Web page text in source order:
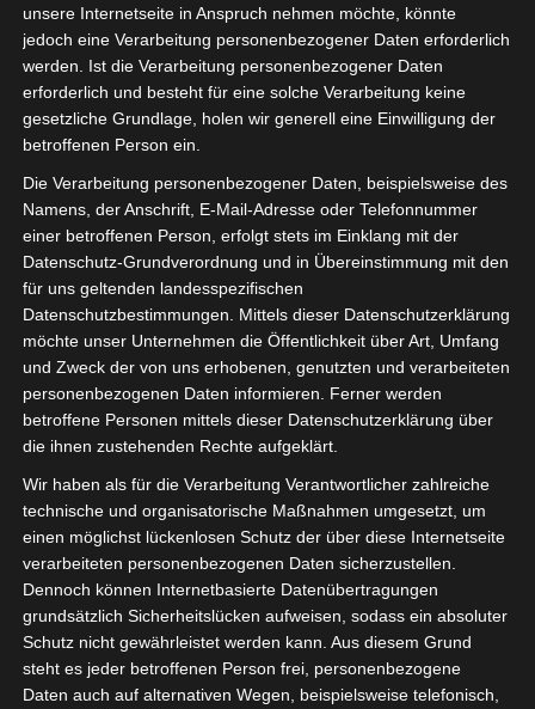
lehnt Eilverfahren ab – AS Soliman
steuert auf die Ligue 2 zu
Tunesien Ligafußball
von Google Adsense (Google Ireland Limited, Gordon House, Barrow
Ireland) benötigen wir laut DSGVO Ihre Zustimmung. Es werden seitens
Daten erhoben, verarbeitet und gespeichert. Welche Daten genau
bitte den Datenschutzbedingungen.
Google Adsenseist deaktiviert. ✓ Erlauben Datenschutzbedingungen
Sie befinden sich hier:Startseite»Vorstand
Vorstand
unsere Internetseite in Anspruch nehmen möchte, könnte
jedoch eine Verarbeitung personenbezogener Daten erforderlich
werden. Ist die Verarbeitung personenbezogener Daten
erforderlich und besteht für eine solche Verarbeitung keine
gesetzliche Grundlage, holen wir generell eine Einwilligung der
betroffenen Person ein.
Die Verarbeitung personenbezogener Daten, beispielsweise des
Namens, der Anschrift, E-Mail-Adresse oder Telefonnummer
einer betroffenen Person, erfolgt stets im Einklang mit der
Datenschutz-Grundverordnung und in Übereinstimmung mit den
für uns geltenden landesspezifischen
Datenschutzbestimmungen. Mittels dieser Datenschutzerklärung
möchte unser Unternehmen die Öffentlichkeit über Art, Umfang
und Zweck der von uns erhobenen, genutzten und verarbeiteten
personenbezogenen Daten informieren. Ferner werden
betroffene Personen mittels dieser Datenschutzerklärung über
die ihnen zustehenden Rechte aufgeklärt.
Wir haben als für die Verarbeitung Verantwortlicher zahlreiche
technische und organisatorische Maßnahmen umgesetzt, um
einen möglichst lückenlosen Schutz der über diese Internetseite
verarbeiteten personenbezogenen Daten sicherzustellen.
Dennoch können Internetbasierte Datenübertragungen
grundsätzlich Sicherheitslücken aufweisen, sodass ein absoluter
Schutz nicht gewährleistet werden kann. Aus diesem Grund
steht es jeder betroffenen Person frei, personenbezogene
Daten auch auf alternativen Wegen, beispielsweise telefonisch,